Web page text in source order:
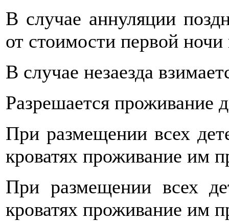
В случае аннуляции
от стоимости первой
В случае незаезда
Разрешается проживание
При размещении всех
кроватях проживание им
При размещении всех
кроватях проживание им